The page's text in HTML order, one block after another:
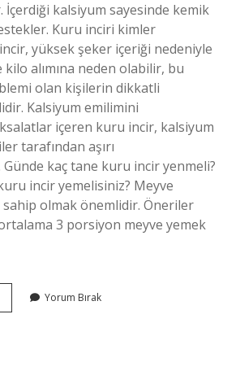
kalsiyum sayesinde kemik
Kuru inciri kimler
yüksek şeker içeriği nedeniyle
alımına neden olabilir, bu
olan kişilerin dikkatli
Kalsiyum emilimini
içeren kuru incir, kalsiyum
tarafından aşırı
kaç tane kuru incir yenmeli?
incir yemelisiniz? Meyve
olmak önemlidir. Öneriler
3 porsiyon meyve yemek
Yorum Bırak